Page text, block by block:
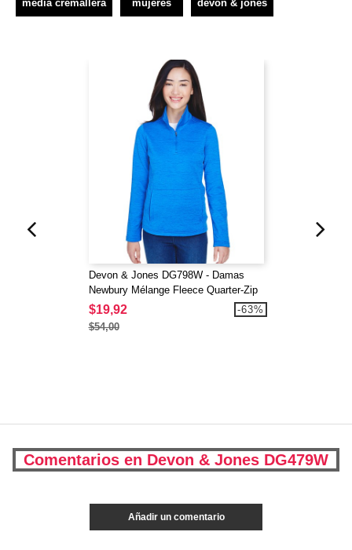
media cremallera mujeres devon & jones
Devon & Jones DG798W - Damas
Newbury Mélange Fleece Quarter-Zip
$19,92
$54,00
-63%
Comentarios en Devon & Jones DG479W
Añadir un comentario